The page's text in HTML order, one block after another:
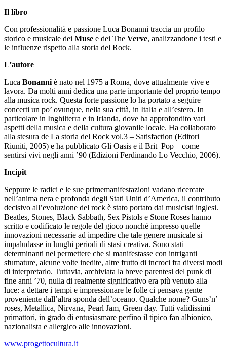
Il libro
Con professionalità e passione Luca Bonanni traccia un profilo
storico e musicale dei Muse e dei The Verve, analizzandone i testi e
le influenze rispetto alla storia del Rock.
L’autore
Luca Bonanni è nato nel 1975 a Roma, dove attualmente vive e
lavora. Da molti anni dedica una parte importante del proprio tempo
alla musica rock. Questa forte passione lo ha portato a seguire
concerti un po’ ovunque, nella sua città, in Italia e all’estero. In
particolare in Inghilterra e in Irlanda, dove ha approfondito vari
aspetti della musica e della cultura giovanile locale. Ha collaborato
alla stesura de La storia del Rock vol.3 – Satisfaction (Editori
Riuniti, 2005) e ha pubblicato Gli Oasis e il Brit–Pop – come
sentirsi vivi negli anni ’90 (Edizioni Ferdinando Lo Vecchio, 2006).
Incipit
Seppure le radici e le sue primemanifestazioni vadano ricercate
nell’anima nera e profonda degli Stati Uniti d’America, il contributo
decisivo all’evoluzione del rock è stato portato dai musicisti inglesi.
Beatles, Stones, Black Sabbath, Sex Pistols e Stone Roses hanno
scritto e codificato le regole del gioco nonché impresso quelle
innovazioni necessarie ad impedire che tale genere musicale si
impaludasse in lunghi periodi di stasi creativa. Sono stati
determinanti nel permettere che si manifestasse con intriganti
sfumature, alcune volte inedite, altre frutto di incroci fra diversi modi
di interpretarlo. Tuttavia, archiviata la breve parentesi del punk di
fine anni ’70, nulla di realmente significativo era più venuto alla
luce: a dettare i tempi e impressionare le folle ci pensava gente
proveniente dall’altra sponda dell’oceano. Qualche nome? Guns’n’
roses, Metallica, Nirvana, Pearl Jam, Green day. Tutti validissimi
primattori, in grado di entusiasmare perfino il tipico fan albionico,
nazionalista e allergico alle innovazioni.
www.progettocultura.it